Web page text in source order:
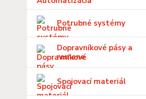
Potrubné systémy
Dopravníkové pásy a
remene
Spojovací materiál